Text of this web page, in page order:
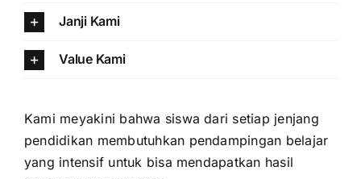
Janji Kami
Value Kami
Kami meyakini bahwa siswa dari setiap jenjang
pendidikan membutuhkan pendampingan belajar
yang intensif untuk bisa mendapatkan hasil